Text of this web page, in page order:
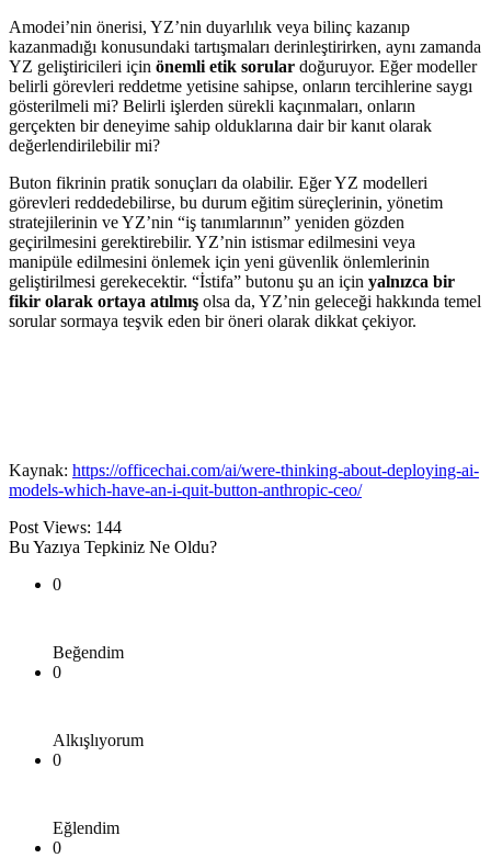
Amodei’nin önerisi, YZ’nin duyarlılık veya bilinç kazanıp
kazanmadığı konusundaki tartışmaları derinleştirirken, aynı zamanda
YZ geliştiricileri için önemli etik sorular doğuruyor. Eğer modeller
belirli görevleri reddetme yetisine sahipse, onların tercihlerine saygı
gösterilmeli mi? Belirli işlerden sürekli kaçınmaları, onların
gerçekten bir deneyime sahip olduklarına dair bir kanıt olarak
değerlendirilebilir mi?
Buton fikrinin pratik sonuçları da olabilir. Eğer YZ modelleri
görevleri reddedebilirse, bu durum eğitim süreçlerinin, yönetim
stratejilerinin ve YZ’nin “iş tanımlarının” yeniden gözden
geçirilmesini gerektirebilir. YZ’nin istismar edilmesini veya
manipüle edilmesini önlemek için yeni güvenlik önlemlerinin
geliştirilmesi gerekecektir. “İstifa” butonu şu an için yalnızca bir
fikir olarak ortaya atılmış olsa da, YZ’nin geleceği hakkında temel
sorular sormaya teşvik eden bir öneri olarak dikkat çekiyor.
Kaynak: https://officechai.com/ai/were-thinking-about-deploying-ai-
models-which-have-an-i-quit-button-anthropic-ceo/
Post Views: 144
Bu Yazıya Tepkiniz Ne Oldu?
0
Beğendim
0
Alkışlıyorum
0
Eğlendim
0